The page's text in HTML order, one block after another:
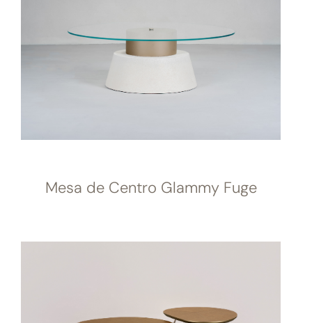
Mesa de Centro Glammy Fuge